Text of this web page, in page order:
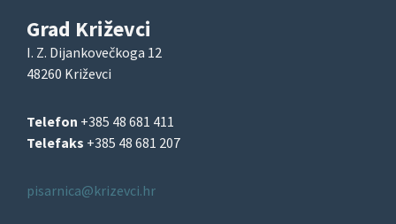
Grad Križevci
I. Z. Dijankovečkoga 12
48260 Križevci
Telefon +385 48 681 411
Telefaks +385 48 681 207
pisarnica@krizevci.hr